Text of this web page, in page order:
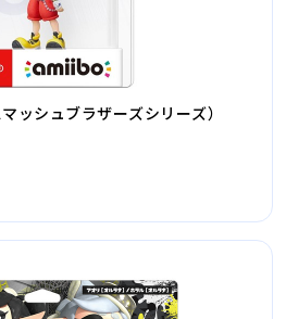
ッシュブラザーズシリーズ）